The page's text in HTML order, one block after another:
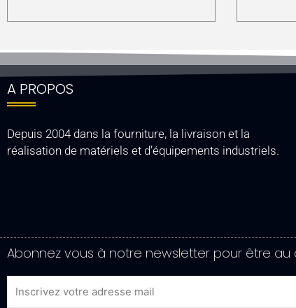
A PROPOS
Depuis 2004 dans la fourniture, la livraison et la
réalisation de matériels et d’équipements industriels.
Abonnez vous à notre newsletter pour être